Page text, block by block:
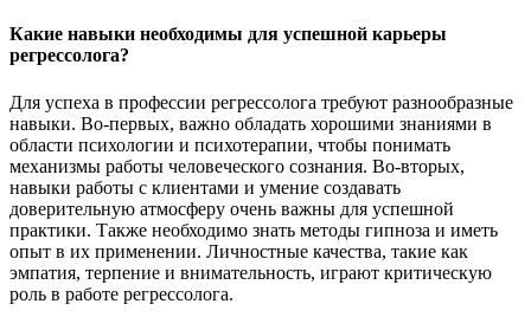
Какие навыки необходимы для успешной карьеры
регрессолога?
Для успеха в профессии регрессолога требуют разнообразные
навыки. Во-первых, важно обладать хорошими знаниями в
области психологии и психотерапии, чтобы понимать
механизмы работы человеческого сознания. Во-вторых,
навыки работы с клиентами и умение создавать
доверительную атмосферу очень важны для успешной
практики. Также необходимо знать методы гипноза и иметь
опыт в их применении. Личностные качества, такие как
эмпатия, терпение и внимательность, играют критическую
роль в работе регрессолога.